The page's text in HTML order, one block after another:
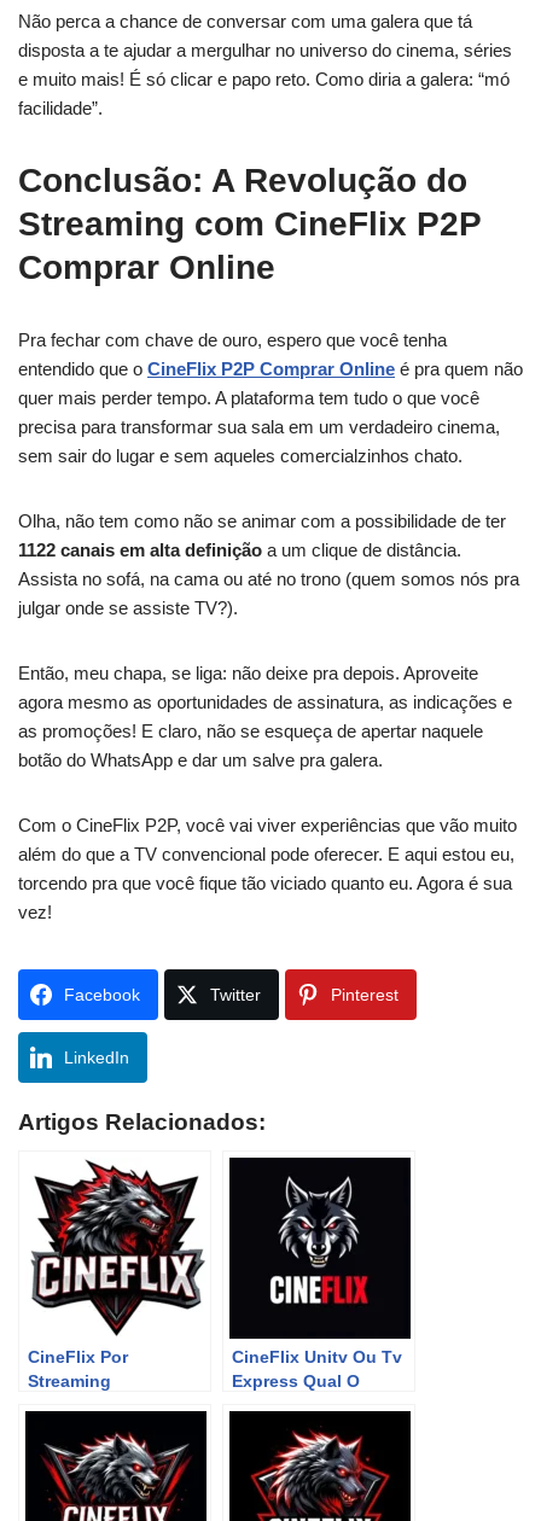
Não perca a chance de conversar com uma galera que tá
disposta a te ajudar a mergulhar no universo do cinema, séries
e muito mais! É só clicar e papo reto. Como diria a galera: “mó
facilidade”.
Conclusão: A Revolução do
Streaming com CineFlix P2P
Comprar Online
Pra fechar com chave de ouro, espero que você tenha
entendido que o CineFlix P2P Comprar Online é pra quem não
quer mais perder tempo. A plataforma tem tudo o que você
precisa para transformar sua sala em um verdadeiro cinema,
sem sair do lugar e sem aqueles comercialzinhos chato.
Olha, não tem como não se animar com a possibilidade de ter
1122 canais em alta definição a um clique de distância.
Assista no sofá, na cama ou até no trono (quem somos nós pra
julgar onde se assiste TV?).
Então, meu chapa, se liga: não deixe pra depois. Aproveite
agora mesmo as oportunidades de assinatura, as indicações e
as promoções! E claro, não se esqueça de apertar naquele
botão do WhatsApp e dar um salve pra galera.
Com o CineFlix P2P, você vai viver experiências que vão muito
além do que a TV convencional pode oferecer. E aqui estou eu,
torcendo pra que você fique tão viciado quanto eu. Agora é sua
vez!
Facebook Twitter Pinterest
LinkedIn
Artigos Relacionados:
CineFlix Por
Streaming
CineFlix Unitv Ou Tv
Express Qual O